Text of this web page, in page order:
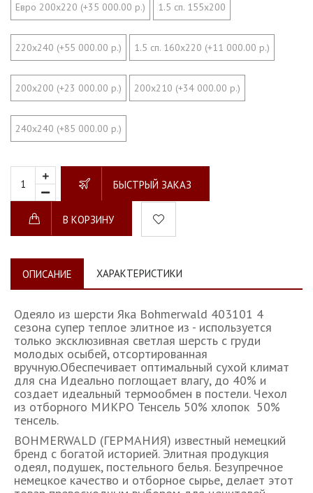
Евро 200х220 (+35 000.00 р.) 1.5 сп. 155х200
220х240 (+55 000.00 р.) 1.5 сп. 160х220 (+11 000.00 р.)
200х200 (+23 000.00 р.) 200х210 (+34 000.00 р.)
240х240 (+85 000.00 р.)
БЫСТРЫЙ ЗАКАЗ
В КОРЗИНУ
ОПИСАНИЕ ХАРАКТЕРИСТИКИ
Одеяло из шерсти Яка Bohmerwald 403101 4
сезона супер теплое элитное из - используется
только эксклюзивная светлая шерсть с груди
молодых осыбей, отсортированная
вручную.Обеспечивает оптимальный сухой климат
для сна Идеально поглощает влагу, до 40% и
создает идеальный термообмен в постели. Чехол
из отборного МИКРО Тенсель 50% хлопок 50%
тенсель.
BOHMERWALD (ГЕРМАНИЯ) известный немецкий
бренд с богатой историей. Элитная продукция
одеял, подушек, постельного белья. Безупречное
немецкое качество и отборное сырье, делает этот